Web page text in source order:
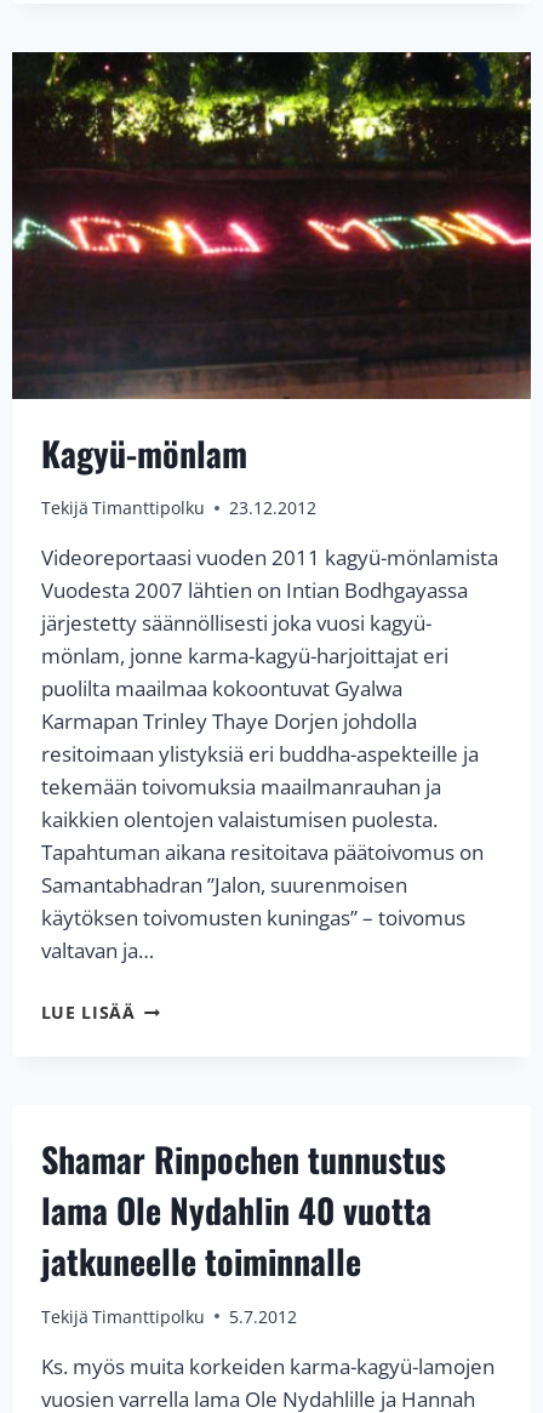
Kagyü-mönlam
Tekijä Timanttipolku 23.12.2012
Videoreportaasi vuoden 2011 kagyü-mönlamista
Vuodesta 2007 lähtien on Intian Bodhgayassa
järjestetty säännöllisesti joka vuosi kagyü-
mönlam, jonne karma-kagyü-harjoittajat eri
puolilta maailmaa kokoontuvat Gyalwa
Karmapan Trinley Thaye Dorjen johdolla
resitoimaan ylistyksiä eri buddha-aspekteille ja
tekemään toivomuksia maailmanrauhan ja
kaikkien olentojen valaistumisen puolesta.
Tapahtuman aikana resitoitava päätoivomus on
Samantabhadran ”Jalon, suurenmoisen
käytöksen toivomusten kuningas” – toivomus
valtavan ja…
LUE LISÄÄKAGYÜ-
Shamar Rinpochen tunnustus
lama Ole Nydahlin 40 vuotta
jatkuneelle toiminnalle
Tekijä Timanttipolku 5.7.2012
Ks. myös muita korkeiden karma-kagyü-lamojen
vuosien varrella lama Ole Nydahlille ja Hannah